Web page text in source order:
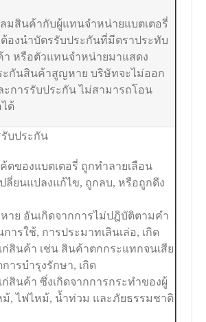
ลมสินค้ากับผู้แทนจำหน่ายแบตเตอรี่
องนำบัตรรับประกันที่มีตราประทับ
า หรือตัวแทนจำหน่ายมาแสดง
ะกันสินค้าสูญหาย บริษัทจะไม่ออก
ะการรับประกัน ไม่สามารถโอน
ด้
รับประกัน
ดของแบตเตอรี่ ถูกทำลายเลือน
ลี่ยนแปลงแก้ไข, ถูกลบ, หรือถูกดึง
หาย อันเกิดจากการไม่ปฎิบัติตามคำ
ารใช้, การประมาทเลินเล่อ, เกิด
ก่สินค้า เช่น สินค้าตกกระแทกจนเสีย
ารบำรุงรักษา, เกิด
สินค้า ซึ่งเกิดจากการกระทำของผู้
ม้, ไฟไหม้, น้ำท่วม และภัยธรรมชาติ